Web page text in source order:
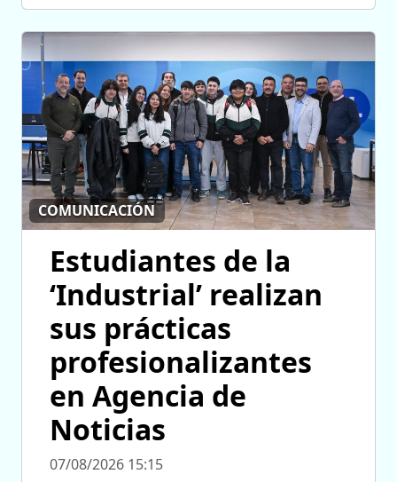
COMUNICACIÓN
Estudiantes de la
‘Industrial’ realizan
sus prácticas
profesionalizantes
en Agencia de
Noticias
07/08/2026 15:15